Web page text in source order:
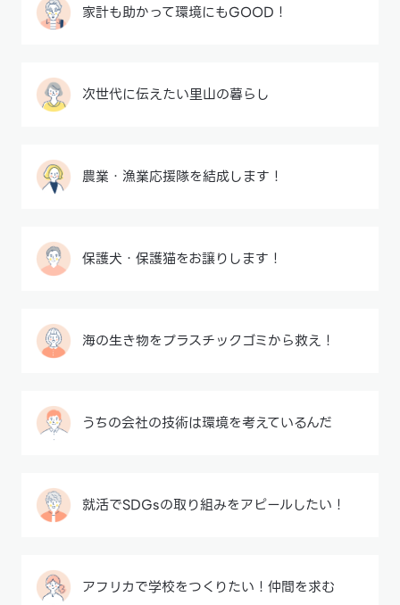
家計も助かって環境にもGOOD！
次世代に伝えたい里山の暮らし
農業・漁業応援隊を結成します！
保護犬・保護猫をお譲りします！
海の生き物をプラスチックゴミから救え！
うちの会社の技術は環境を考えているんだ
就活でSDGsの取り組みをアピールしたい！
アフリカで学校をつくりたい！仲間を求む